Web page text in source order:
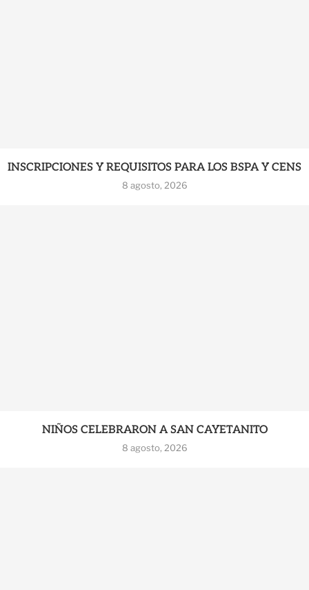
INSCRIPCIONES Y REQUISITOS PARA LOS BSPA Y CENS
8 agosto, 2026
NIÑOS CELEBRARON A SAN CAYETANITO
8 agosto, 2026